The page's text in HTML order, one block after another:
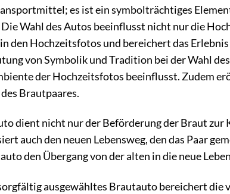
es ist ein symbolträchtiges
Wahl des Autos beeinflusst nicht nur die
den Hochzeitsfotos und bereichert das
von Symbolik und Tradition bei der Wahl
der Hochzeitsfotos beeinflusst. Zudem
Brautpaares.
dient nicht nur der Beförderung der Braut zur
auch den neuen Lebensweg, den das Paar
den Übergang von der alten in die neue
ausgewähltes Brautauto bereichert die